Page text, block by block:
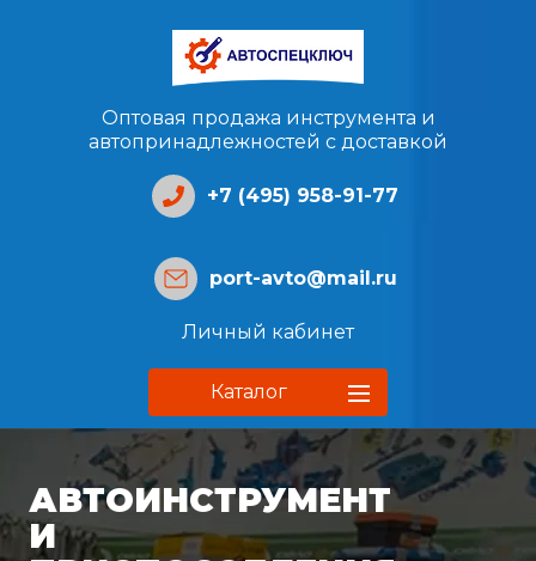
Оптовая продажа инструмента и
автопринадлежностей с доставкой
+7 (495) 958-91-77
port-avto@mail.ru
Личный кабинет
Каталог
АВТОИНСТРУМЕНТ
И